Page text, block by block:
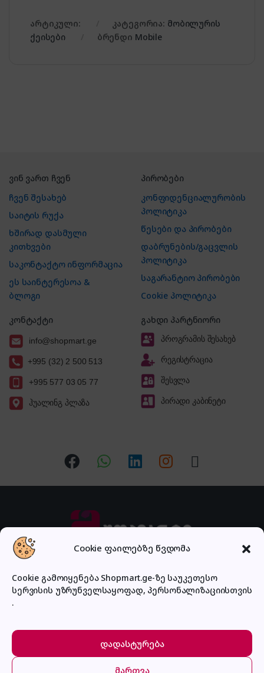
Cookie ფაილებზე წვდომა
Cookie გამოიყენება Shopmart.ge-ზე საუკეთესო
სერვისის უზრუნველსაყოფად, პერსონალიზაციისთვის
.
დადასტურება
მართვა
არტიკული: კატეგორია: მობილურის
ქეისები
ბრენდი Mobile
ვინ ვართ ჩვენ
ჩვენ შესახებ
საიტის რუქა
ხშირად დასმული
კითხვები
საკონტაქტო ინფორმაცია
ეს საინტერესოა &
ბლოგი
პირობები
კონფიდენციალურობის
პოლიტიკა
წესები და პირობები
დაბრუნების/გაცვლის
პოლიტიკა
საგარანტიო პირობები
Cookie პოლიტიკა
კონტაქტი
info@shopmart.ge
+995 (32) 2 500 513
+995 577 03 05 77
ჰუალინგ პლაზა
გახდი პარტნიორი
პროგრამის შესახებ
რეგისტრაცია
შესვლა
პირადი კაბინეტი
გაქვს შეკითხვა?
დაგვირეკე ან მოგვწერე!